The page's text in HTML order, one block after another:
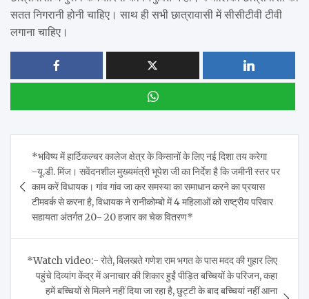
सतत निगरानी होनी चाहिए। साथ ही सभी छात्रावासी में सीसीटीवी टीवी
लगाना चाहिए।
navigation
*भविष्य में हार्टिकल्चर कालेज क्षेत्र के किसानों के लिए नई दिशा तय करेगा
-यू.डी. मिंज। सवेंदनशील मुख्यमंत्री भूपेश जी का निर्देश है कि जमीनी स्तर पर
काम करें विधायक। गांव गांव जा कर समस्या का समाधान करने का प्रयास
टीमवर्क से करना है, विधायक ने रानीकोम्बो में 4 महिलाओं को राष्ट्रीय परिवार
सहायता अंतर्गत 20- 20 हजार का चेक वितरण*
*Watch video:- रोते, बिलखते गणेश राम भगत के पास मदद की गुहार लिए
पहुंचे दिव्यांग केंद्र में अनाचार की शिकार हुईं पीड़ित बच्चियों के परिजन, कहा
हमें बच्चियों से मिलने नहीं दिया जा रहा है, छुट्टी के बाद बच्चियां नहीं आना